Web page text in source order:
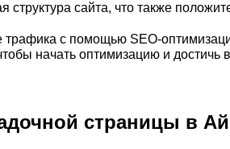
структура сайта, что также
с помощью SEO-
начать оптимизацию и достичь
страницы в